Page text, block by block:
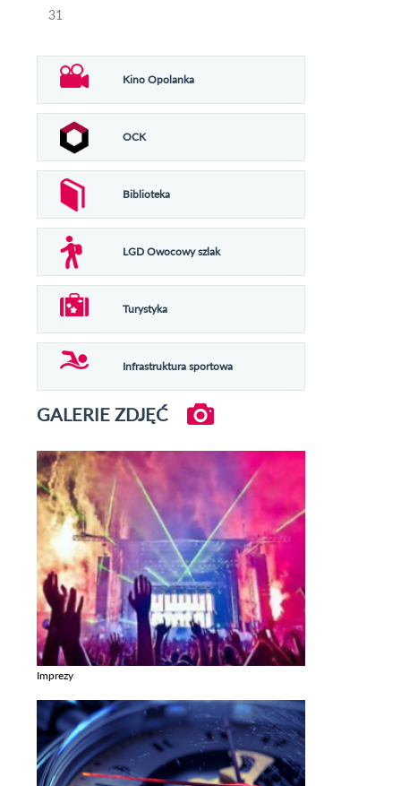
31
Kino Opolanka
OCK
Biblioteka
LGD Owocowy szlak
Turystyka
Infrastruktura sportowa
GALERIE ZDJĘĆ
Imprezy